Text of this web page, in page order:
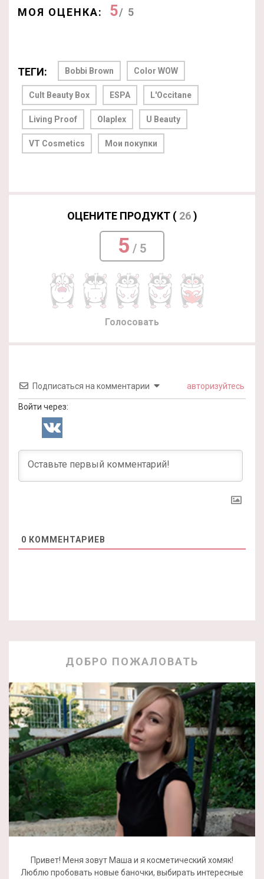
МОЯ ОЦЕНКА: 5/ 5
ТЕГИ: Bobbi Brown Color WOW
Cult Beauty Box ESPA L'Occitane
Living Proof Olaplex U Beauty
VT Cosmetics Мои покупки
ОЦЕНИТЕ ПРОДУКТ ( 26)
5 / 5
Голосовать
Подписаться на комментарии авторизуйтесь
Войти через:
0 КОММЕНТАРИЕВ
ДОБРО ПОЖАЛОВАТЬ
Привет! Меня зовут Маша и я косметический хомяк!
Люблю пробовать новые баночки, выбирать интересные